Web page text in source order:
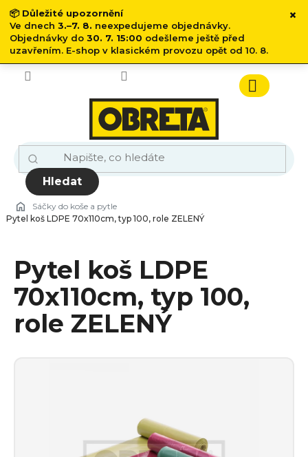
📦 Důležité upozornění
Ve dnech 3.–7. 8. neexpedujeme objednávky.
Objednávky do 30. 7. 15:00 odešleme ještě před
uzavřením. E-shop v klasickém provozu opět od 10. 8.
×
Přejít
obsah
Hledat
Nákupní
košík
Sáčky do koše a pytle
Pytel koš LDPE 70x110cm, typ 100, role ZELENÝ
Pytel koš LDPE
70x110cm, typ 100,
role ZELENÝ